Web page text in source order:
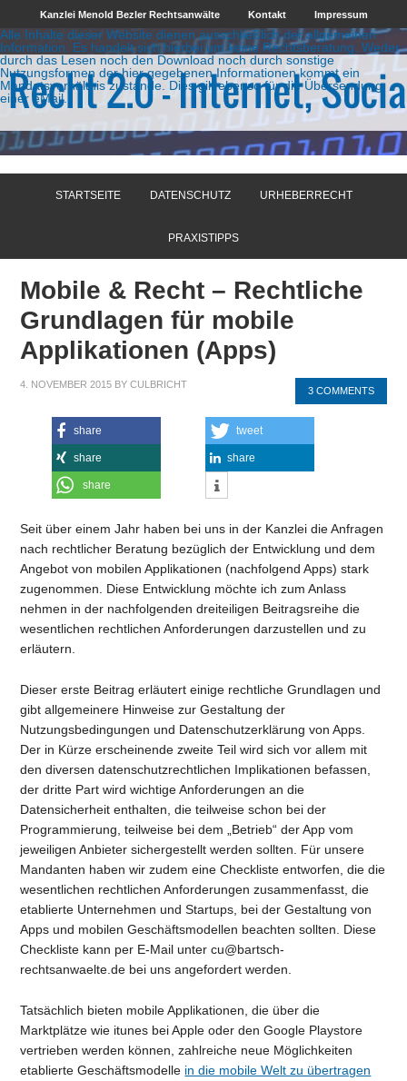
Kanzlei Menold Bezler Rechtsanwälte Kontakt Impressum
Alle Inhalte dieser Website dienen ausschließlich der allgemeinen
Information. Es handelt sich hierbei um keine Rechtsberatung. Weder
durch das Lesen noch den Download noch durch sonstige
Nutzungsformen der hier gegebenen Informationen kommt ein
Mandatsverhältnis zustande. Dies gilt ebenso für die Übersendung
einer eMail.
STARTSEITE DATENSCHUTZ URHEBERRECHT
PRAXISTIPPS
Mobile & Recht – Rechtliche
Grundlagen für mobile
Applikationen (Apps)
4. NOVEMBER 2015 BYCULBRICHT
3 COMMENTS
share tweet
share share
share
Seit über einem Jahr haben bei uns in der Kanzlei die Anfragen
nach rechtlicher Beratung bezüglich der Entwicklung und dem
Angebot von mobilen Applikationen (nachfolgend Apps) stark
zugenommen. Diese Entwicklung möchte ich zum Anlass
nehmen in der nachfolgenden dreiteiligen Beitragsreihe die
wesentlichen rechtlichen Anforderungen darzustellen und zu
erläutern.
Dieser erste Beitrag erläutert einige rechtliche Grundlagen und
gibt allgemeinere Hinweise zur Gestaltung der
Nutzungsbedingungen und Datenschutzerklärung von Apps.
Der in Kürze erscheinende zweite Teil wird sich vor allem mit
den diversen datenschutzrechtlichen Implikationen befassen,
der dritte Part wird wichtige Anforderungen an die
Datensicherheit enthalten, die teilweise schon bei der
Programmierung, teilweise bei dem „Betrieb“ der App vom
jeweiligen Anbieter sichergestellt werden sollten. Für unsere
Mandanten haben wir zudem eine Checkliste entworfen, die die
wesentlichen rechtlichen Anforderungen zusammenfasst, die
etablierte Unternehmen und Startups, bei der Gestaltung von
Apps und mobilen Geschäftsmodellen beachten sollten. Diese
Checkliste kann per E-Mail unter cu@bartsch-
rechtsanwaelte.de bei uns angefordert werden.
Tatsächlich bieten mobile Applikationen, die über die
Marktplätze wie itunes bei Apple oder den Google Playstore
vertrieben werden können, zahlreiche neue Möglichkeiten
etablierte Geschäftsmodelle in die mobile Welt zu übertragen